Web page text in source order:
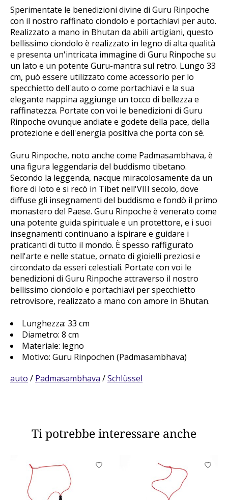
Sperimentate le benedizioni divine di Guru Rinpoche
con il nostro raffinato ciondolo e portachiavi per auto.
Realizzato a mano in Bhutan da abili artigiani, questo
bellissimo ciondolo è realizzato in legno di alta qualità
e presenta un'intricata immagine di Guru Rinpoche su
un lato e un potente Guru-mantra sul retro. Lungo 33
cm, può essere utilizzato come accessorio per lo
specchietto dell'auto o come portachiavi e la sua
elegante nappina aggiunge un tocco di bellezza e
raffinatezza. Portate con voi le benedizioni di Guru
Rinpoche ovunque andiate e godete della pace, della
protezione e dell'energia positiva che porta con sé.
Guru Rinpoche, noto anche come Padmasambhava, è
una figura leggendaria del buddismo tibetano.
Secondo la leggenda, nacque miracolosamente da un
fiore di loto e si recò in Tibet nell'VIII secolo, dove
diffuse gli insegnamenti del buddismo e fondò il primo
monastero del Paese. Guru Rinpoche è venerato come
una potente guida spirituale e un protettore, e i suoi
insegnamenti continuano a ispirare e guidare i
praticanti di tutto il mondo. È spesso raffigurato
nell'arte e nelle statue, ornato di gioielli preziosi e
circondato da esseri celestiali. Portate con voi le
benedizioni di Guru Rinpoche attraverso il nostro
bellissimo ciondolo e portachiavi per specchietto
retrovisore, realizzato a mano con amore in Bhutan.
Lunghezza: 33 cm
Diametro: 8 cm
Materiale: legno
Motivo: Guru Rinpochen (Padmasambhava)
auto / Padmasambhava /Schlüssel
Ti potrebbe interessare anche
Product carousel items